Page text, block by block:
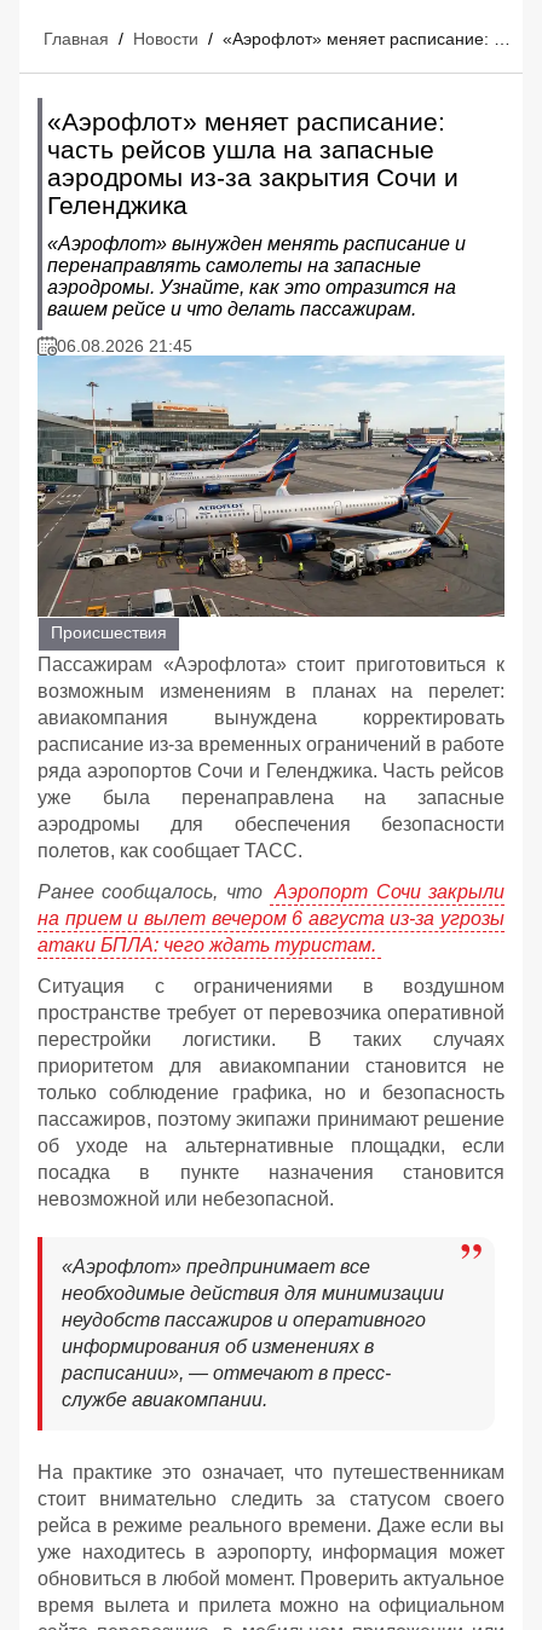
Главная / Новости / «Аэрофлот» меняет расписание: часть рейсов ушла на запасные аэродромы из-за закрытия Сочи и Геленджика
«Аэрофлот» меняет расписание:
часть рейсов ушла на запасные
аэродромы из-за закрытия Сочи и
Геленджика
«Аэрофлот» вынужден менять расписание и
перенаправлять самолеты на запасные
аэродромы. Узнайте, как это отразится на
вашем рейсе и что делать пассажирам.
06.08.2026 21:45
Происшествия
Пассажирам «Аэрофлота» стоит приготовиться к
возможным изменениям в планах на перелет:
авиакомпания вынуждена корректировать
расписание из-за временных ограничений в работе
ряда аэропортов Сочи и Геленджика. Часть рейсов
уже была перенаправлена на запасные
аэродромы для обеспечения безопасности
полетов, как сообщает ТАСС.
Ранее сообщалось, что
Аэропорт Сочи закрыли
на прием и вылет вечером 6 августа из-за угрозы
атаки БПЛА: чего ждать туристам.
Ситуация с ограничениями в воздушном
пространстве требует от перевозчика оперативной
перестройки логистики. В таких случаях
приоритетом для авиакомпании становится не
только соблюдение графика, но и безопасность
пассажиров, поэтому экипажи принимают решение
об уходе на альтернативные площадки, если
посадка в пункте назначения становится
невозможной или небезопасной.
«Аэрофлот» предпринимает все
необходимые действия для минимизации
неудобств пассажиров и оперативного
информирования об изменениях в
расписании», — отмечают в пресс-
службе авиакомпании.
На практике это означает, что путешественникам
стоит внимательно следить за статусом своего
рейса в режиме реального времени. Даже если вы
уже находитесь в аэропорту, информация может
обновиться в любой момент. Проверить актуальное
время вылета и прилета можно на официальном